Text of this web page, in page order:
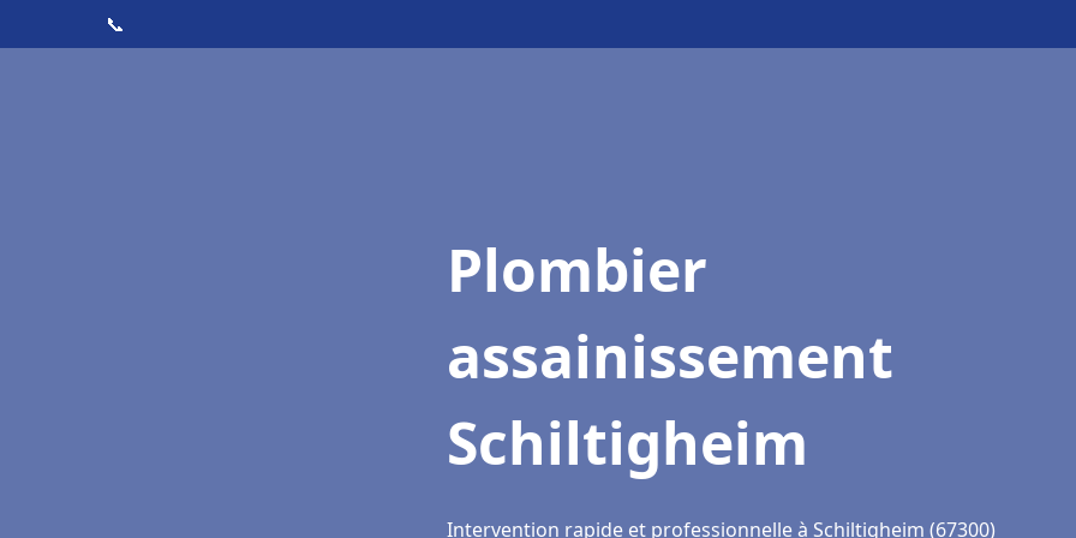
📞
Plombier
assainissement
Schiltigheim
Intervention rapide et professionnelle à Schiltigheim (67300)